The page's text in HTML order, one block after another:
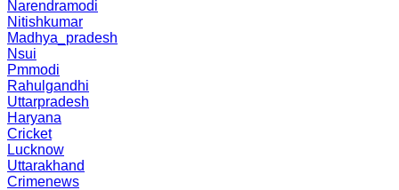
Narendramodi
Nitishkumar
Madhya_pradesh
Nsui
Pmmodi
Rahulgandhi
Uttarpradesh
Haryana
Cricket
Lucknow
Uttarakhand
Crimenews